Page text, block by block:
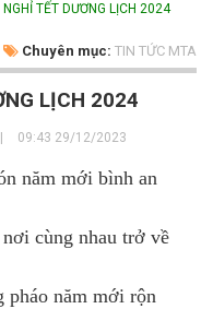
TẾT DƯƠNG LỊCH 2024
Chuyên mục: TIN TỨC MTA
LỊCH 2024
09:43 29/12/2023
năm mới bình an
cùng nhau trở về
pháo năm mới rộn